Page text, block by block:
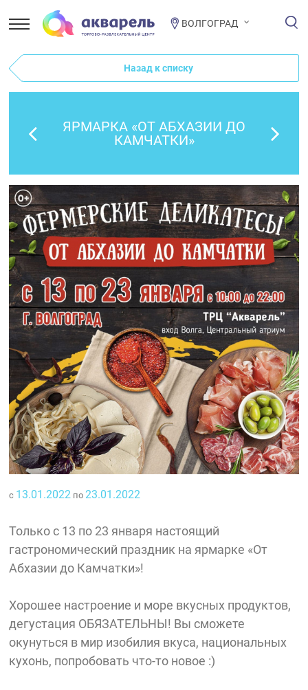
ВОЛГОГРАД
Назад к списку
ЯРМАРКА «ОТ АБХАЗИИ ДО
КАМЧАТКИ»
с 13.01.2022 по 23.01.2022
Только с 13 по 23 января настоящий
гастрономический праздник на ярмарке «От
Абхазии до Камчатки»!
Хорошее настроение и море вкусных продуктов,
дегустация ОБЯЗАТЕЛЬНЫ! Вы сможете
окунуться в мир изобилия вкуса, национальных
кухонь, попробовать что-то новое :)